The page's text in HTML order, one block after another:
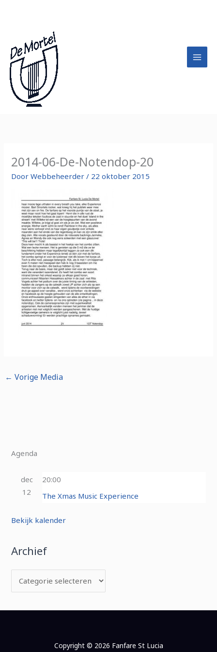
2014-06-De-Notendop-20
DoorWebbeheerder/ 22 oktober 2015
← Vorige Media
Agenda
dec
12
20:00
The Xmas Music Experience
Bekijk kalender
Archief
h
i
e
f
Copyright © 2026 Fanfare St Lucia